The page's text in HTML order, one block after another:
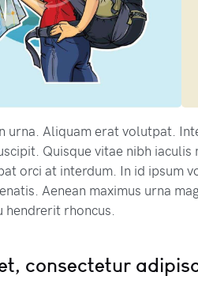
urna. Aliquam erat volutpat.
Quisque vitae nibh
orci at interdum. In id ipsum
Aenean maximus urna
rhoncus.
consectetur